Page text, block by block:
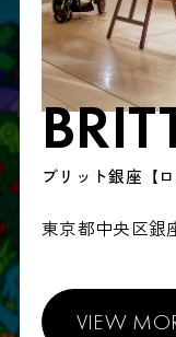
ブリット銀座【
東京都中央区銀
VIEW